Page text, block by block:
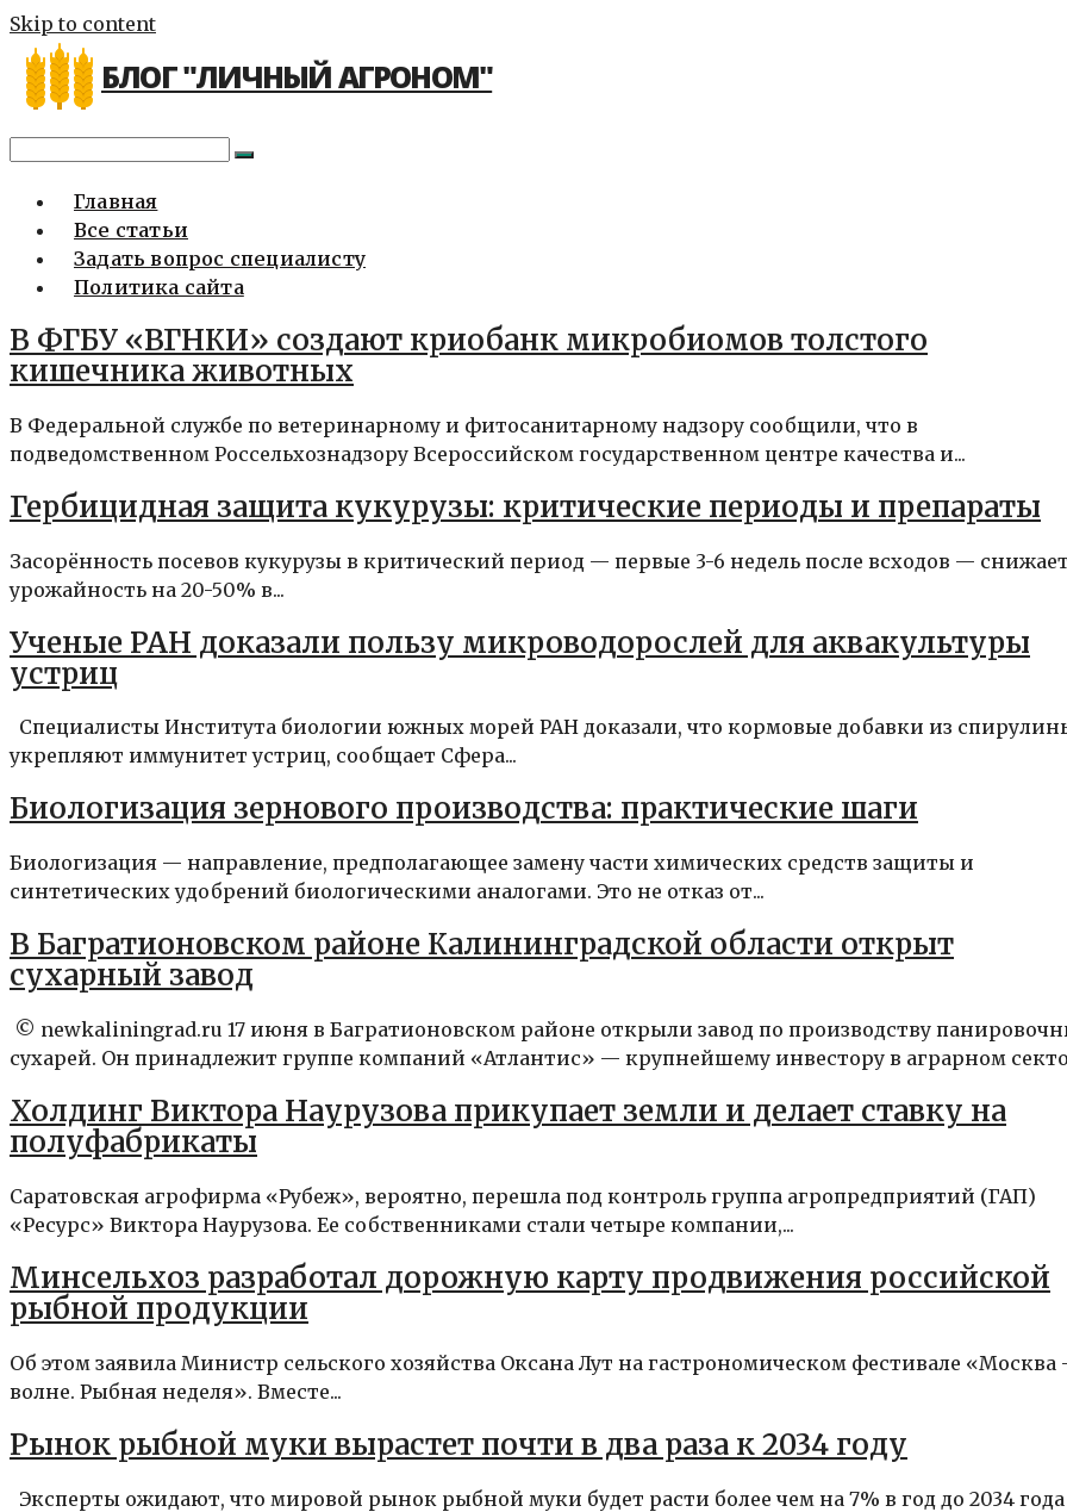
Skip to content
БЛОГ "ЛИЧНЫЙ АГРОНОМ"
Главная
Все статьи
Задать вопрос специалисту
Политика сайта
В ФГБУ «ВГНКИ» создают криобанк микробиомов толстого
кишечника животных
В Федеральной службе по ветеринарному и фитосанитарному надзору сообщили, что в
подведомственном Россельхознадзору Всероссийском государственном центре качества и...
Гербицидная защита кукурузы: критические периоды и препараты
Засорённость посевов кукурузы в критический период — первые 3-6 недель после всходов — снижает
урожайность на 20-50% в...
Ученые РАН доказали пользу микроводорослей для аквакультуры
устриц
Специалисты Института биологии южных морей РАН доказали, что кормовые добавки из
укрепляют иммунитет устриц, сообщает Сфера...
Биологизация зернового производства: практические шаги
Биологизация — направление, предполагающее замену части химических средств защиты и
синтетических удобрений биологическими аналогами. Это не отказ от...
В Багратионовском районе Калининградской области открыт
сухарный завод
© newkaliningrad.ru 17 июня в Багратионовском районе открыли завод по производству
сухарей. Он принадлежит группе компаний «Атлантис» — крупнейшему инвестору в аграрном
Холдинг Виктора Наурузова прикупает земли и делает ставку на
полуфабрикаты
Саратовская агрофирма «Рубеж», вероятно, перешла под контроль группа агропредприятий (ГАП)
«Ресурс» Виктора Наурузова. Ее собственниками стали четыре компании,...
Минсельхоз разработал дорожную карту продвижения российской
рыбной продукции
Об этом заявила Министр сельского хозяйства Оксана Лут на гастрономическом фестивале «Москва
волне. Рыбная неделя». Вместе...
Рынок рыбной муки вырастет почти в два раза к 2034 году
Эксперты ожидают, что мировой рынок рыбной муки будет расти более чем на 7% в год до 2034 года